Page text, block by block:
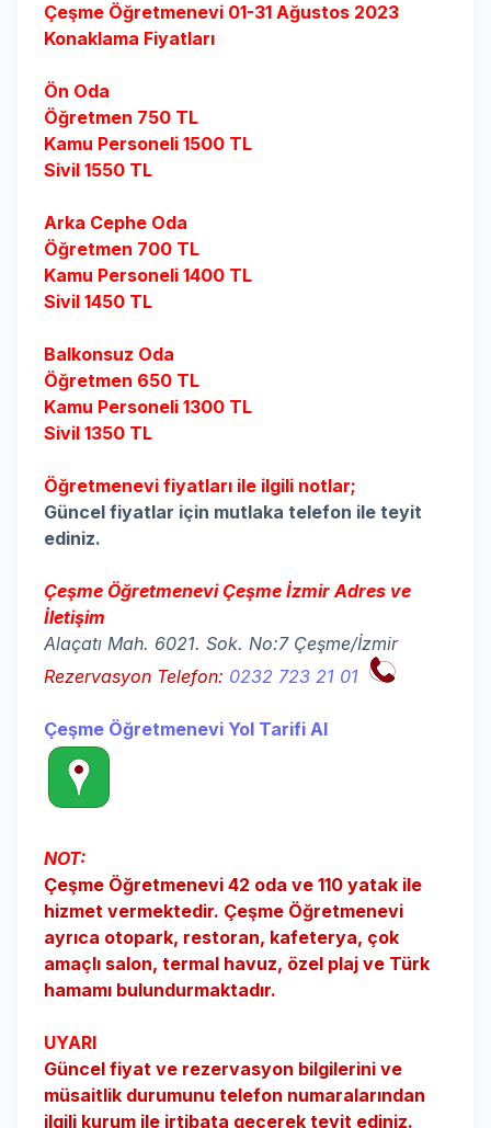
Çeşme Öğretmenevi 01-31 Ağustos 2023
Konaklama Fiyatları
Ön Oda
Öğretmen 750 TL
Kamu Personeli 1500 TL
Sivil 1550 TL
Arka Cephe Oda
Öğretmen 700 TL
Kamu Personeli 1400 TL
Sivil 1450 TL
Balkonsuz Oda
Öğretmen 650 TL
Kamu Personeli 1300 TL
Sivil 1350 TL
Öğretmenevi fiyatları ile ilgili notlar;
Güncel fiyatlar için mutlaka telefon ile teyit
ediniz.
Çeşme Öğretmenevi Çeşme İzmir Adres ve
İletişim
Alaçatı Mah. 6021. Sok. No:7 Çeşme/İzmir
Rezervasyon Telefon: 0232 723 21 01
Çeşme Öğretmenevi Yol Tarifi Al
NOT:
Çeşme Öğretmenevi 42 oda ve 110 yatak ile
hizmet vermektedir. Çeşme Öğretmenevi
ayrıca otopark, restoran, kafeterya, çok
amaçlı salon, termal havuz, özel plaj ve Türk
hamamı bulundurmaktadır.
UYARI
Güncel fiyat ve rezervasyon bilgilerini ve
müsaitlik durumunu telefon numaralarından
ilgili kurum ile irtibata geçerek teyit ediniz.